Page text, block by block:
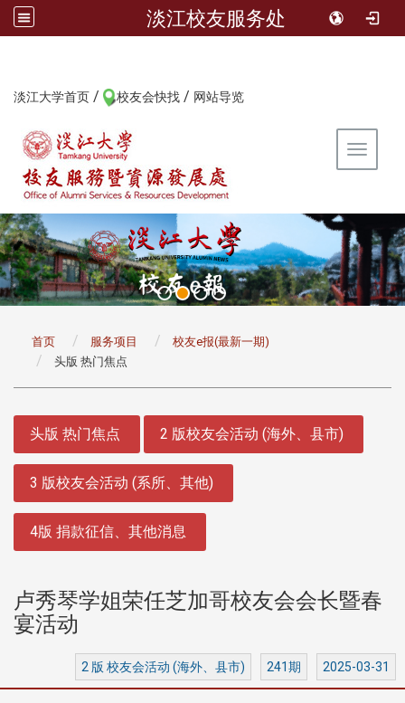
淡江校友服务处
淡江大学首页 / 校友会快找 / 网站导览
Toggle
首页 服务项目
校友e报(最新一期)
头版 热门焦点
头版 热门焦点 2 版校友会活动 (海外、县市)
3 版校友会活动 (系所、其他)
4版 捐款征信、其他消息
卢秀琴学姐荣任芝加哥校友会会长暨春
宴活动
2 版 校友会活动 (海外、县市) 241期 2025-03-31